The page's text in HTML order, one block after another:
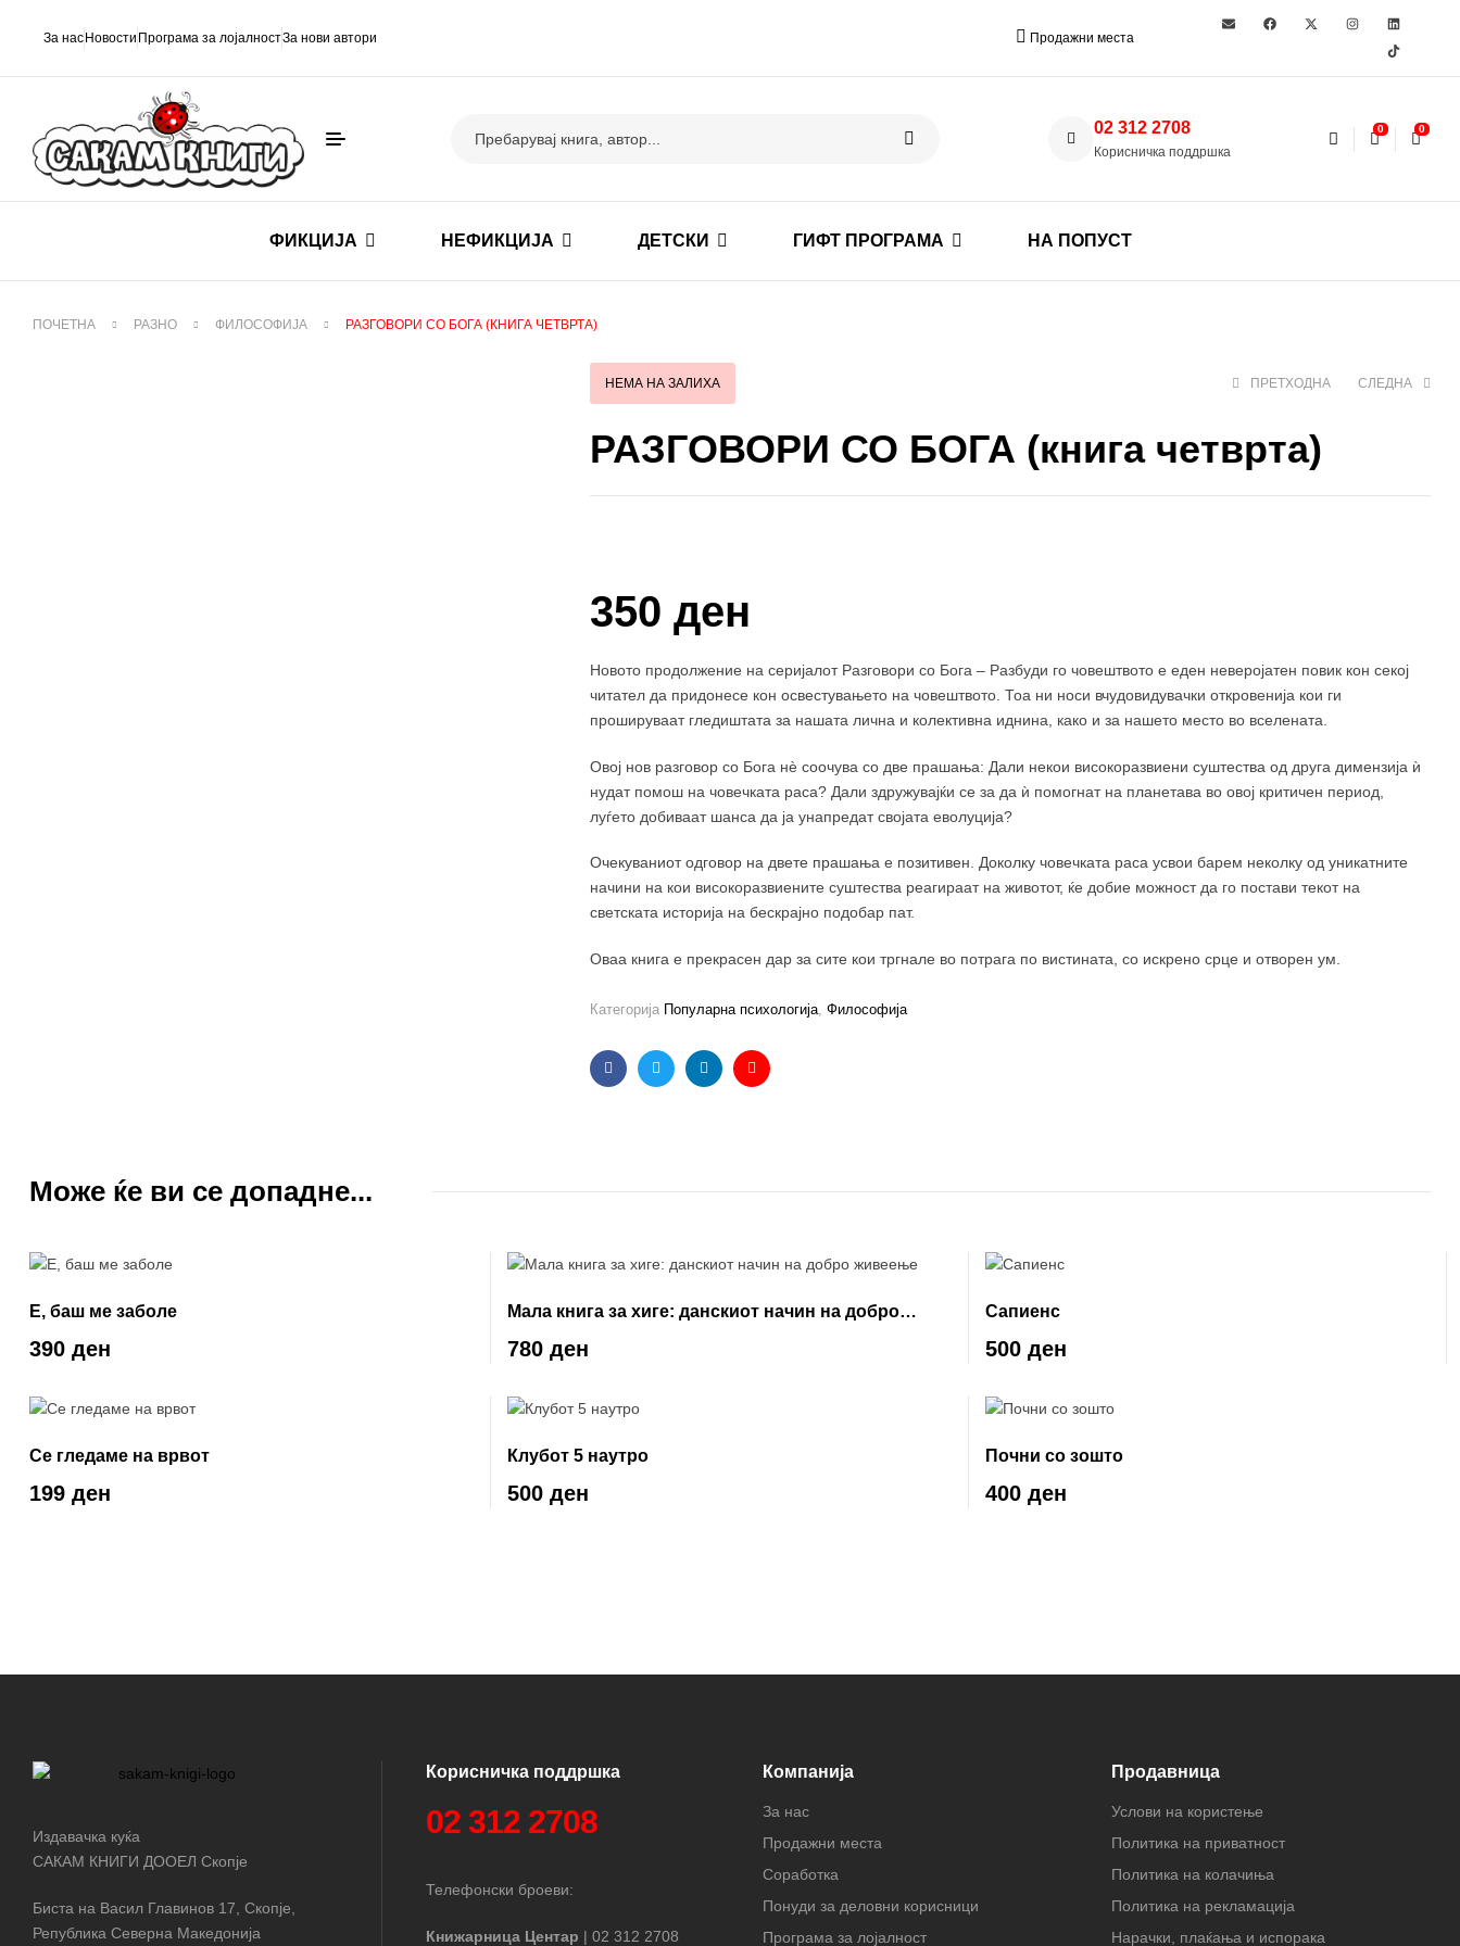
За нас Новости Програма за лојалностЗа нови автори Продажни места
02 312 2708
Корисничка поддршка
0 0
ФИКЦИЈА НЕФИКЦИЈА ДЕТСКИ ГИФТ ПРОГРАМА НА ПОПУСТ
ПОЧЕТНА РАЗНО ФИЛОСОФИЈА РАЗГОВОРИ СО БОГА (КНИГА ЧЕТВРТА)
НЕМА НА ЗАЛИХА ПРЕТХОДНА СЛЕДНА
400 ден
РАЗГОВОРИ СО БОГА (книга четврта)
350 ден
Новото продолжение на серијалот Разговори со Бога – Разбуди го човештвото е еден неверојатен повик кон секој
читател да придонесе кон освестувањето на човештвото. Тоа ни носи вчудовидувачки откровенија кои ги
прошируваат гледиштата за нашата лична и колективна иднина, како и за нашето место во вселената.
Овој нов разговор со Бога нè соочува со две прашања: Дали некои високоразвиени суштества од друга димензија ѝ
нудат помош на човечката раса? Дали здружувајќи се за да ѝ помогнат на планетава во овој критичен период,
луѓето добиваат шанса да ја унапредат својата еволуција?
Очекуваниот одговор на двете прашања е позитивен. Доколку човечката раса усвои барем неколку од уникатните
начини на кои високоразвиените суштества реагираат на животот, ќе добие можност да го постави текот на
светската историја на бескрајно подобар пат.
Оваа книга е прекрасен дар за сите кои тргнале во потрага по вистината, со искрено срце и отворен ум.
Категорија Популарна психологија, Философија
FacebookTwitterLinkedinEmail
Може ќе ви се допадне...
Е, баш ме заболе
390 ден
Мала книга за хиге: данскиот начин на добро
живеење
780 ден
Сапиенс
500 ден
Се гледаме на врвот
199 ден
Клубот 5 наутро
500 ден
Почни со зошто
400 ден
Издавачка куќа
САКАМ КНИГИ ДООЕЛ Скопје
Биста на Васил Главинов 17, Скопје,
Република Северна Македонија
Корисничка поддршка
02 312 2708
Телефонски броеви:
Книжарница Центар | 02 312 2708
Компанија
За нас
Продажни места
Соработка
Понуди за деловни корисници
Програма за лојалност
Продавница
Услови на користење
Политика на приватност
Политика на колачиња
Политика на рекламација
Нарачки, плаќања и испорака